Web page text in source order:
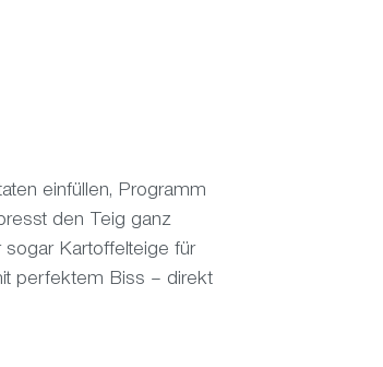
einfüllen, Programm
den Teig ganz
sogar Kartoffelteige für
perfektem Biss – direkt